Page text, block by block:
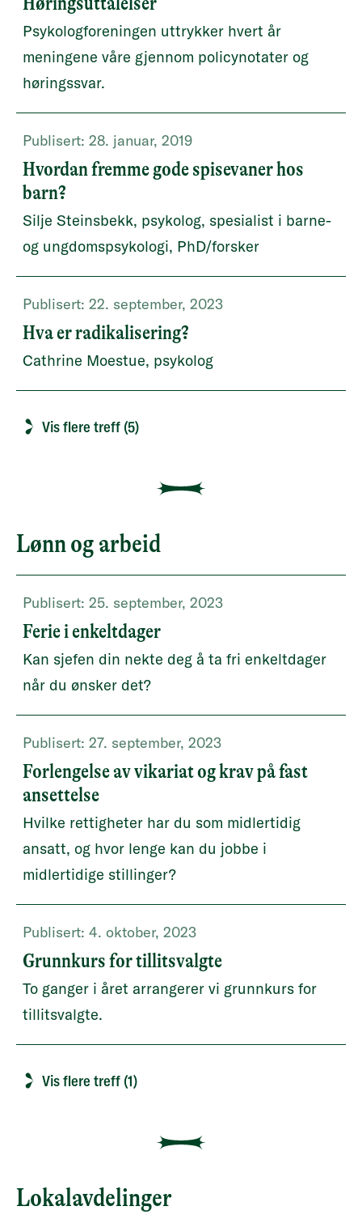
Psykologforeningen uttrykker hvert år
meningene våre gjennom policynotater og
høringssvar.
Publisert: 28. januar, 2019
Hvordan fremme gode spisevaner hos
barn?
Silje Steinsbekk, psykolog, spesialist i barne-
og ungdomspsykologi, PhD/forsker
Publisert: 22. september, 2023
Hva er radikalisering?
Cathrine Moestue, psykolog
Vis flere treff (5)
Lønn og arbeid
Publisert: 25. september, 2023
Ferie i enkeltdager
Kan sjefen din nekte deg å ta fri enkeltdager
når du ønsker det?
Publisert: 27. september, 2023
Forlengelse av vikariat og krav på fast
ansettelse
Hvilke rettigheter har du som midlertidig
ansatt, og hvor lenge kan du jobbe i
midlertidige stillinger?
Publisert: 4. oktober, 2023
Grunnkurs for tillitsvalgte
To ganger i året arrangerer vi grunnkurs for
tillitsvalgte.
Vis flere treff (1)
Lokalavdelinger